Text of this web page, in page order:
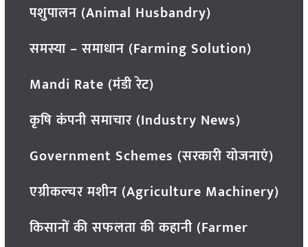
पशुपालन (Animal Husbandry)
समस्या – समाधान (Farming Solution)
Mandi Rate (मंडी रेट)
कृषि कंपनी समाचार (Industry News)
Government Schemes (सरकारी योजनाएं)
एग्रीकल्चर मशीन (Agriculture Machinery)
किसानों की सफलता की कहानी (Farmer